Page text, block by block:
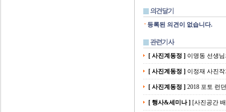
등록된 의견이 없습니다.
[ 사진계동정 ] 이명동 선생
[ 사진계동정 ] 이정재 사진
[ 사진계동정 ] 2018 포토 런
[ 행사&세미나 ] [사진공간